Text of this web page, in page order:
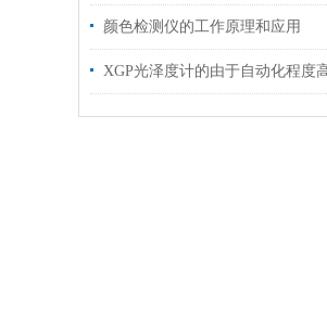
颜色检测仪的工作原理和应用